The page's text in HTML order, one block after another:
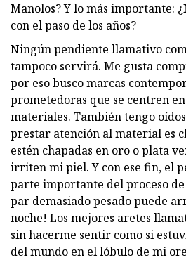
Manolos? Y lo más importante:
con el paso de los años?
Ningún pendiente llamativo
tampoco servirá. Me gusta
por eso busco marcas
prometedoras que se centren
materiales. También tengo
prestar atención al material es
estén chapadas en oro o plata
irriten mi piel. Y con ese fin, el
parte importante del proceso
par demasiado pesado puede
noche! Los mejores aretes
sin hacerme sentir como si
del mundo en el lóbulo de mi